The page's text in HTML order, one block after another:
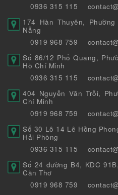
0936 315 115
174 Hàn Thuyên,
Nẵng
0919 968 759
Số 86/12 Phổ Quang,
Hồ Chí Minh
0936 315 115
404 Nguyễn Văn Trỗi,
Chí Minh
0919 968 759
Số 30 Lô 14 Lê Hồng
Hải Phòng
0936 315 115
Số 24 đường B4, KDC
Cần Thơ
0919 968 759